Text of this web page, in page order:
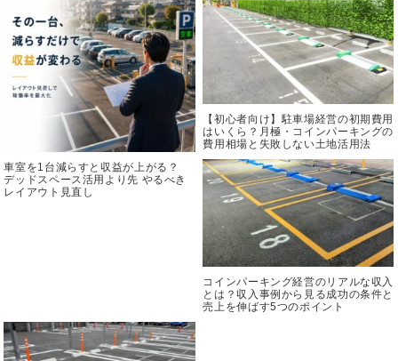
車室を1台減らすと収益が上がる？
デッドスペース活用より先 やるべき
レイアウト見直し
【初心者向け】駐車場経営の初期費用
はいくら？月極・コインパーキングの
費用相場と失敗しない土地活用法
コインパーキング経営のリアルな収入
とは？収入事例から見る成功の条件と
売上を伸ばす5つのポイント